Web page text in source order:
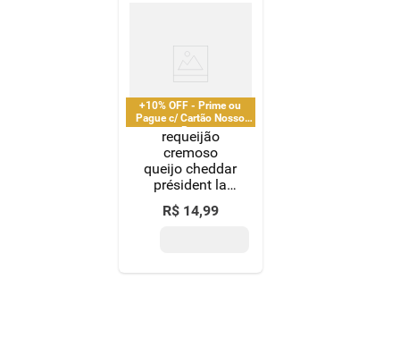
+10% OFF - Prime ou
Pague c/ Cartão Nosso
Pay
requeijão
cremoso
queijo cheddar
président la
crème pote
200g
R$ 14,99